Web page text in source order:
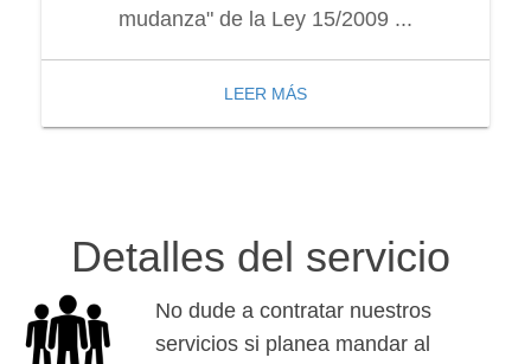
mudanza" de la Ley 15/2009 ...
LEER MÁS
Detalles del servicio
No dude a contratar nuestros
servicios si planea mandar al